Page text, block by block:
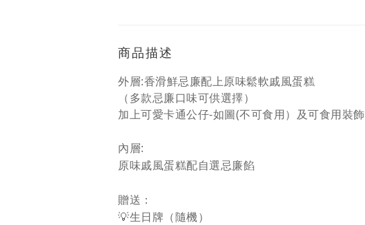
商品描述
外層:香滑鮮忌廉配上原味鬆軟戚風蛋糕
（多款忌廉口味可供選擇）
加上可愛卡通公仔-如圖(不可食用）及可食用裝飾
內層:
原味戚風蛋糕配自選忌廉餡
贈送：
💡生日牌（隨機）